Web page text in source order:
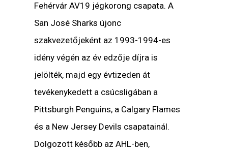
Fehérvár AV19 jégkorong csapata. A
San José Sharks újonc
szakvezetőjeként az 1993-1994-es
idény végén az év edzője díjra is
jelölték, majd egy évtizeden át
tevékenykedett a csúcsligában a
Pittsburgh Penguins, a Calgary Flames
és a New Jersey Devils csapatainál.
Dolgozott később az AHL-ben,